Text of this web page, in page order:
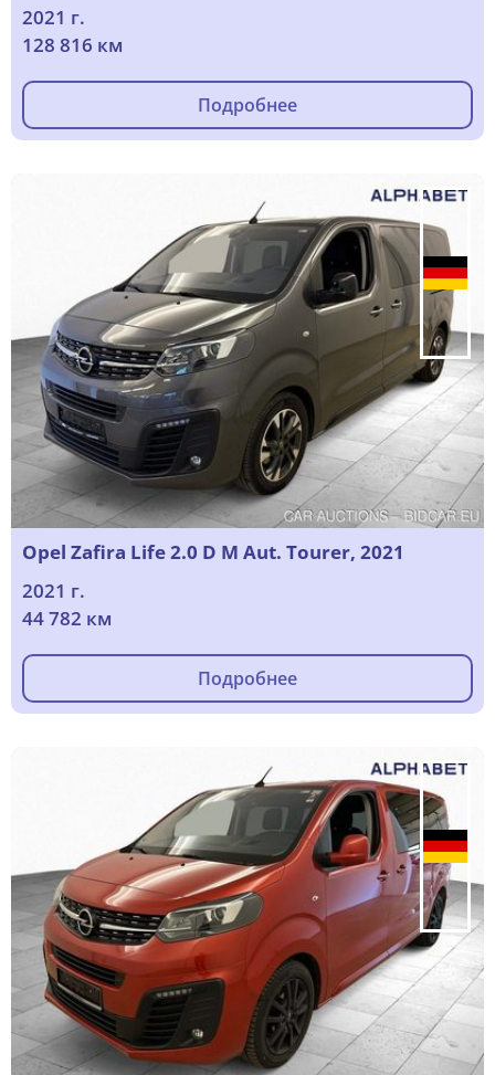
2021 г.
128 816 км
Подробнее
Opel Zafira Life 2.0 D M Aut. Tourer, 2021
2021 г.
44 782 км
Подробнее